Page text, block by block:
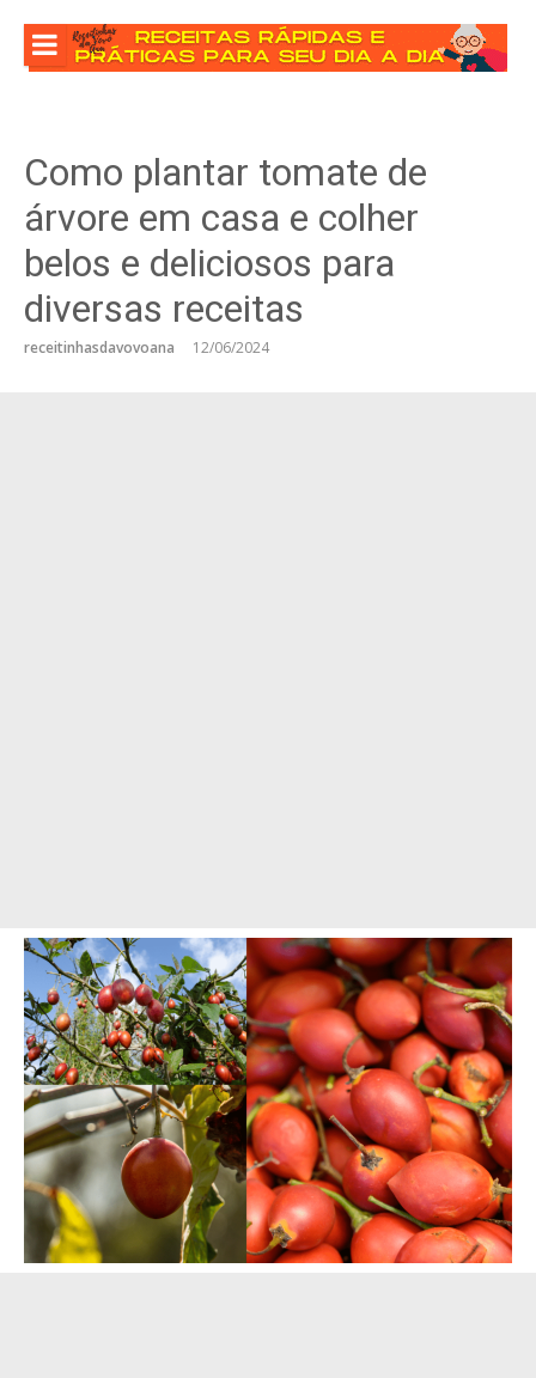
para
Como plantar tomate de
árvore em casa e colher
belos e deliciosos para
diversas receitas
receitinhasdavovoana 12/06/2024